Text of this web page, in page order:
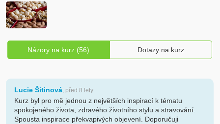
Názory na kurz (56) Dotazy na kurz
Lucie Šitinová, před 8 lety
Kurz byl pro mě jednou z největších inspirací k tématu
spokojeného života, zdravého životního stylu a stravování.
Spousta inspirace překvapivých objevení. Doporučuji